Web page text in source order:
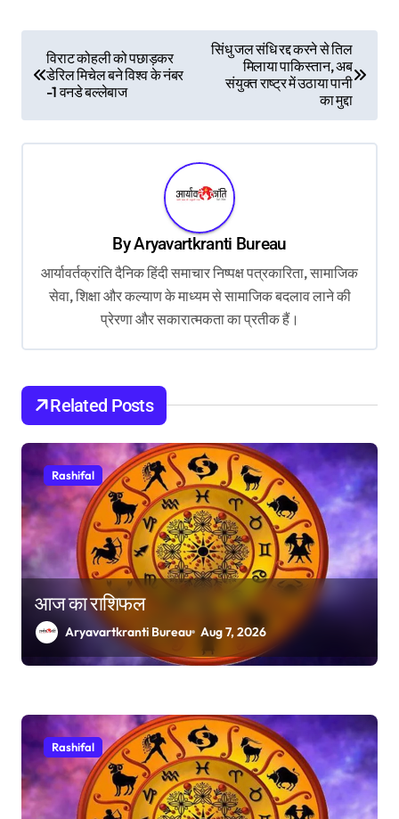
o
n
विराट कोहली को पछाड़कर
डेरिल मिचेल बने विश्व के नंबर
-1 वनडे बल्लेबाज
सिंधु जल संधि रद्द करने से तिल
मिलाया पाकिस्तान, अब
संयुक्त राष्ट्र में उठाया पानी
का मुद्दा
ByAryavartkranti Bureau
आर्यावर्तक्रांति दैनिक हिंदी समाचार निष्पक्ष पत्रकारिता, सामाजिक
सेवा, शिक्षा और कल्याण के माध्यम से सामाजिक बदलाव लाने की
प्रेरणा और सकारात्मकता का प्रतीक हैं।
Related Posts
Rashifal
आज का राशिफल
Aryavartkranti Bureau Aug 7, 2026
Rashifal